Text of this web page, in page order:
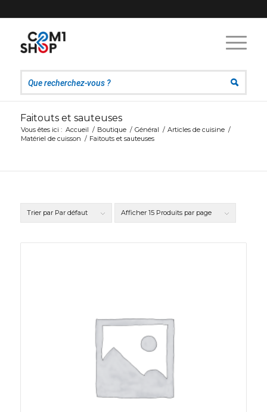
Faitouts et sauteuses
Vous êtes ici : Accueil / Boutique / Général / Articles de cuisine /
Matériel de cuisson / Faitouts et sauteuses
Trier par Par défaut Afficher 15 Produits par page